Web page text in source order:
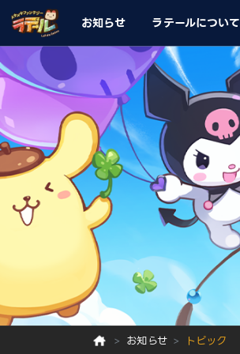
お知らせ ラテールについて
お知らせ トピック